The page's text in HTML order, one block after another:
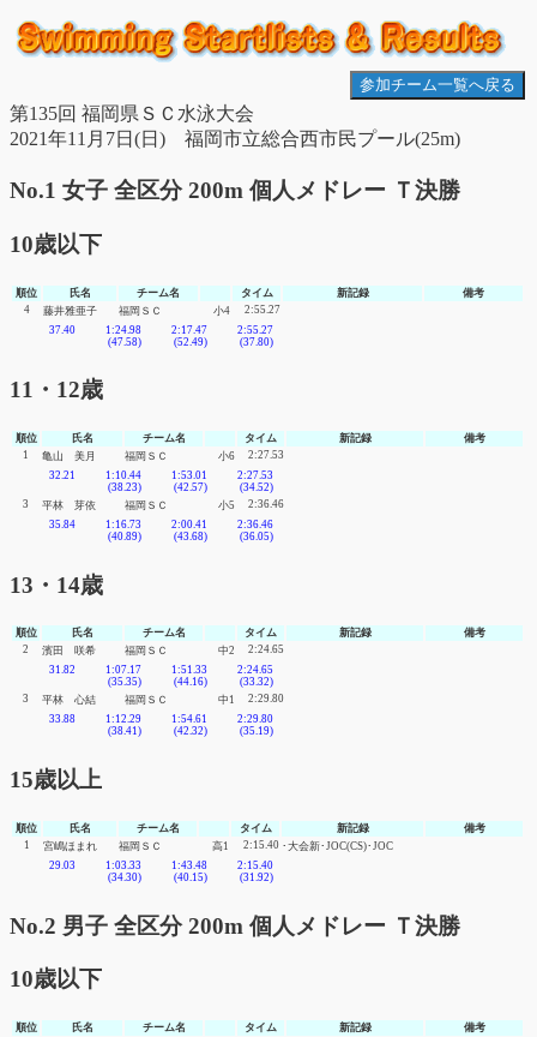
参加チーム一覧へ戻る
第135回 福岡県ＳＣ水泳大会
2021年11月7日(日) 福岡市立総合西市民プール(25m)
No.1 女子 全区分 200m 個人メドレー Ｔ決勝
10歳以下
順位 氏名 チーム名 タイム 新記録
備考
4
藤井雅亜子 福岡ＳＣ 小4
2:55.27
37.40
1:24.98
(47.58)
2:17.47
(52.49)
2:55.27
(37.80)
11・12歳
順位 氏名 チーム名 タイム 新記録
備考
1
亀山 美月 福岡ＳＣ 小6
2:27.53
32.21
1:10.44
(38.23)
1:53.01
(42.57)
2:27.53
(34.52)
3
平林 芽依 福岡ＳＣ 小5
2:36.46
35.84
1:16.73
(40.89)
2:00.41
(43.68)
2:36.46
(36.05)
13・14歳
順位 氏名 チーム名 タイム 新記録
備考
2
濱田 咲希 福岡ＳＣ 中2
2:24.65
31.82
1:07.17
(35.35)
1:51.33
(44.16)
2:24.65
(33.32)
3
平林 心結 福岡ＳＣ 中1
2:29.80
33.88
1:12.29
(38.41)
1:54.61
(42.32)
2:29.80
(35.19)
15歳以上
順位 氏名 チーム名 タイム 新記録
備考
1
宮嶋ほまれ 福岡ＳＣ 高1 2:15.40 ･大会新･JOC(CS)･JOC
29.03
1:03.33
(34.30)
1:43.48
(40.15)
2:15.40
(31.92)
No.2 男子 全区分 200m 個人メドレー Ｔ決勝
10歳以下
順位 氏名 チーム名 タイム 新記録
備考